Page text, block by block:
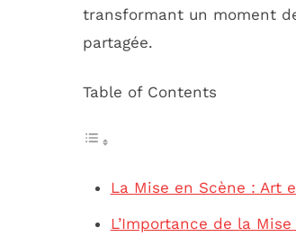
transformant un moment
partagée.
Table of Contents
La Mise en Scène : Art
L’Importance de la